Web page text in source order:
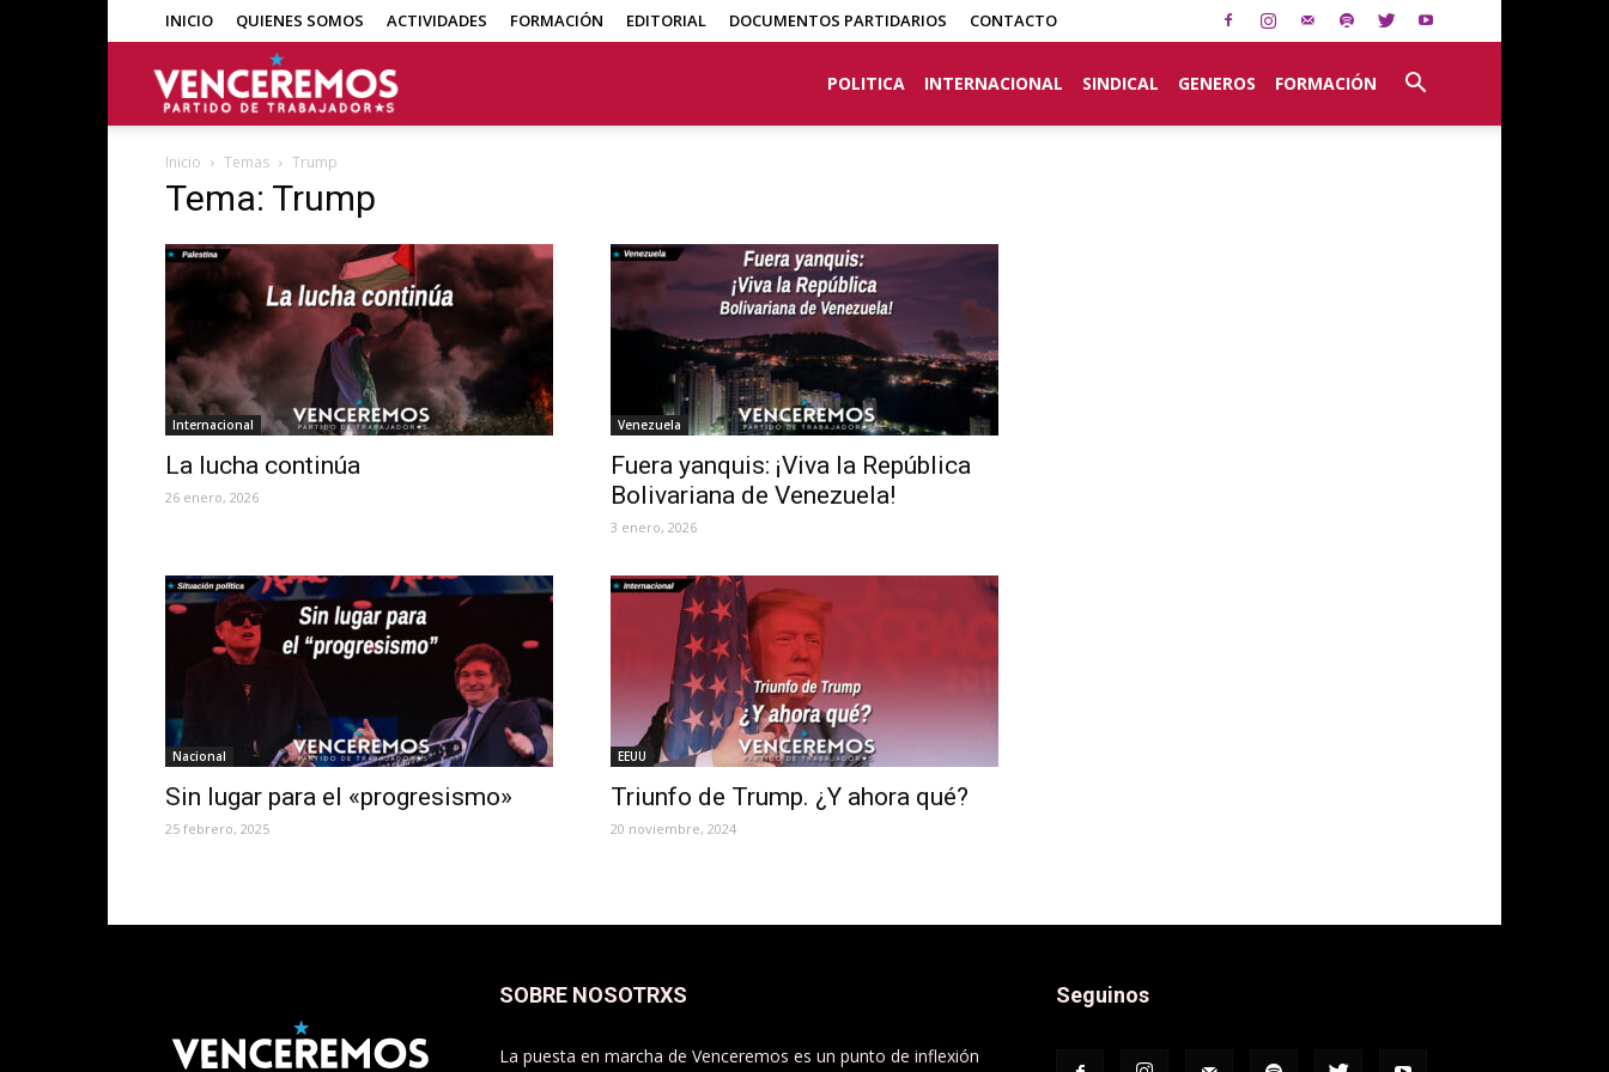
INICIO QUIENES SOMOS ACTIVIDADES FORMACIÓN EDITORIAL DOCUMENTOS PARTIDARIOS CONTACTO
POLITICA INTERNACIONAL SINDICAL GENEROS FORMACIÓN
Inicio Temas Trump
Tema: Trump
Internacional
La lucha continúa
26 enero, 2026
Venezuela
Fuera yanquis: ¡Viva la República
Bolivariana de Venezuela!
3 enero, 2026
Nacional
Sin lugar para el «progresismo»
25 febrero, 2025
EEUU
Triunfo de Trump. ¿Y ahora qué?
20 noviembre, 2024
SOBRE NOSOTRXS
La puesta en marcha de Venceremos es un punto de inflexión
Seguinos